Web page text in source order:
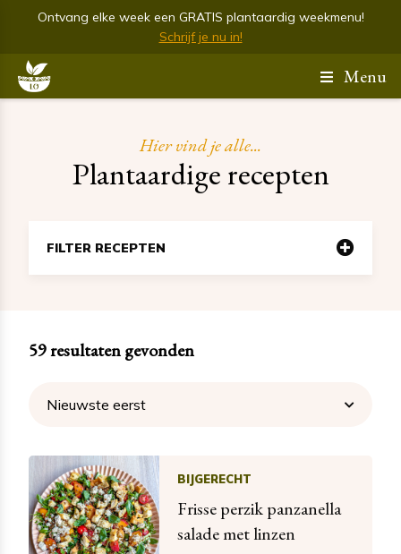
Ontvang elke week een GRATIS plantaardig weekmenu!
Schrijf je nu in!
Menu
Hier vind je alle...
Plantaardige recepten
FILTER RECEPTEN
59resultaten gevonden
BIJGERECHT
Frisse perzik panzanella
salade met linzen